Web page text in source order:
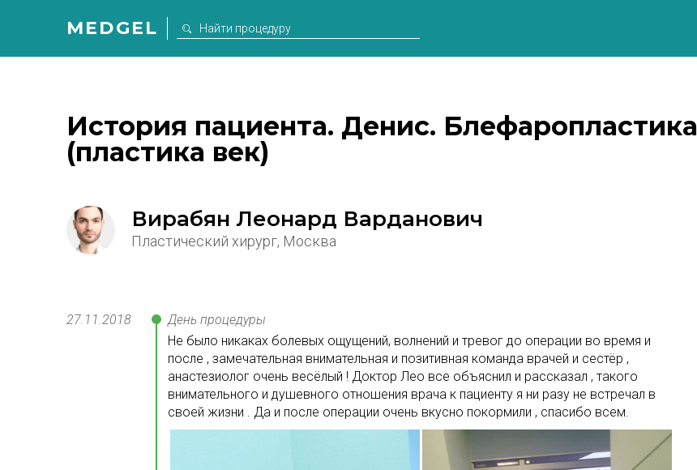
MEDGEL
История пациента. Денис. Блефаропластика
(пластика век)
Вирабян Леонард Варданович
Пластический хирург, Москва
27.11.2018
День процедуры
Не было никаках болевых ощущений, волнений и тревог до операции во время и
после , замечательная внимательная и позитивная команда врачей и сестёр ,
анастезиолог очень весёлый ! Доктор Лео все объяснил и рассказал , такого
внимательного и душевного отношения врача к пациенту я ни разу не встречал в
своей жизни . Да и после операции очень вкусно покормили , спасибо всем.